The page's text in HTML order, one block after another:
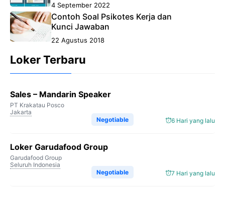
4 September 2022
Contoh Soal Psikotes Kerja dan
Kunci Jawaban
22 Agustus 2018
Loker Terbaru
Sales – Mandarin Speaker
PT Krakatau Posco
Jakarta
6 Hari yang lalu
Negotiable
Loker Garudafood Group
Garudafood Group
Seluruh Indonesia
7 Hari yang lalu
Negotiable